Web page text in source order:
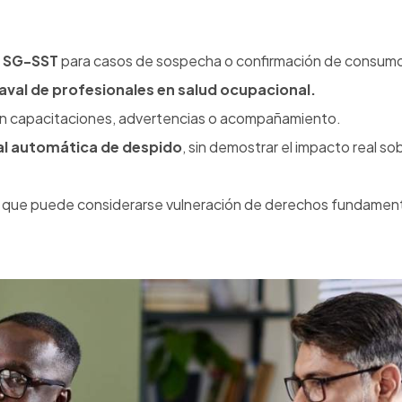
Cotización de servicios
y
+57
Nombre *
Número
Ciudad*